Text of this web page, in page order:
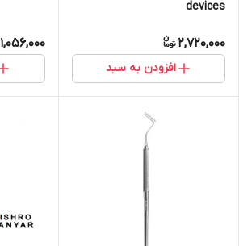
devices
2,720,000
افزودن به سبد
1,056,000